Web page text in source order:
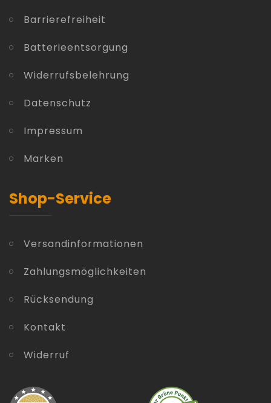
Barrierefreiheit
Batterieentsorgung
Widerrufsbelehrung
Datenschutz
Impressum
Marken
Shop-Service
Versandinformationen
Zahlungsmöglichkeiten
Rücksendung
Kontakt
Widerruf